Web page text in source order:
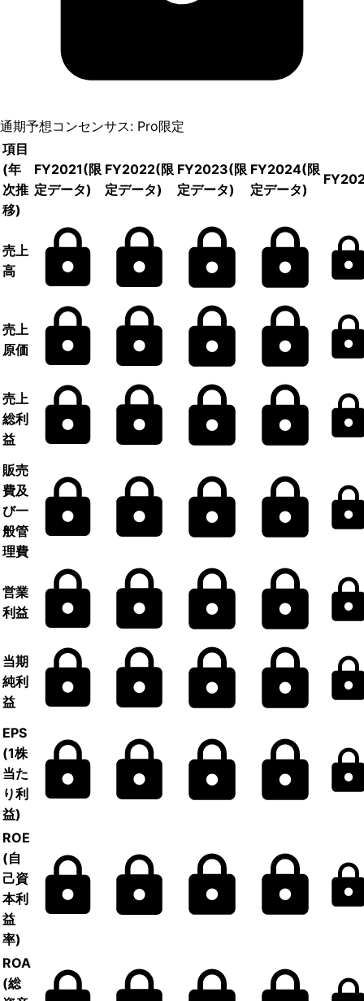
通期予想コンセンサス: Pro限定
項目
(年
次推
移)
FY2021(限
定データ)
FY2022(限
定データ)
FY2023(限
定データ)
FY2024(限
定データ)
売上
高
売上
原価
売上
総利
益
販売
費及
び一
般管
理費
営業
利益
当期
純利
益
EPS
(1株
当た
り利
益)
ROE
(自
己資
本利
益
率)
ROA
(総